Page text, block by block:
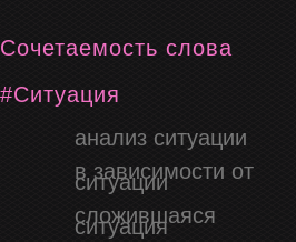
Сочетаемость слова
#Ситуация
анализ ситуации
в зависимости от
ситуации
сложившаяся
ситуация